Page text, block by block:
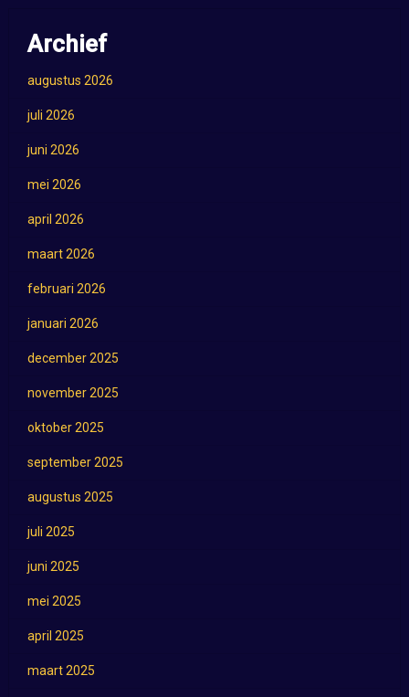
Archief
augustus 2026
juli 2026
juni 2026
mei 2026
april 2026
maart 2026
februari 2026
januari 2026
december 2025
november 2025
oktober 2025
september 2025
augustus 2025
juli 2025
juni 2025
mei 2025
april 2025
maart 2025